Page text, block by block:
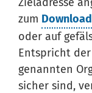
zum Download
oder auf
Entspricht
genannten
sicher sind,